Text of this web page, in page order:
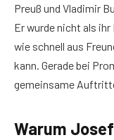
Preuß und Vladimir
Er wurde nicht als
wie schnell aus
kann. Gerade bei
gemeinsame
Warum